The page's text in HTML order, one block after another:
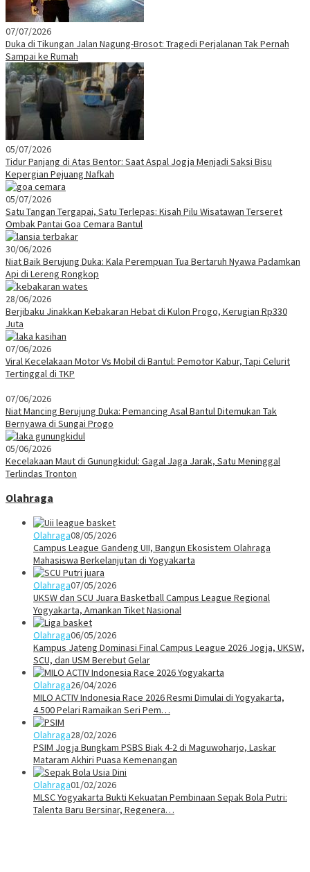
07/07/2026
Duka di Tikungan Jalan Nagung-Brosot: Tragedi Perjalanan Tak Pernah
Sampai ke Rumah
05/07/2026
Tidur Panjang di Atas Bentor: Saat Aspal Jogja Menjadi Saksi Bisu
Kepergian Pejuang Nafkah
05/07/2026
Satu Tangan Tergapai, Satu Terlepas: Kisah Pilu Wisatawan Terseret
Ombak Pantai Goa Cemara Bantul
30/06/2026
Niat Baik Berujung Duka: Kala Perempuan Tua Bertaruh Nyawa Padamkan
Api di Lereng Rongkop
28/06/2026
Berjibaku Jinakkan Kebakaran Hebat di Kulon Progo, Kerugian Rp330
Juta
07/06/2026
Viral Kecelakaan Motor Vs Mobil di Bantul: Pemotor Kabur, Tapi Celurit
Tertinggal di TKP
07/06/2026
Niat Mancing Berujung Duka: Pemancing Asal Bantul Ditemukan Tak
Bernyawa di Sungai Progo
05/06/2026
Kecelakaan Maut di Gunungkidul: Gagal Jaga Jarak, Satu Meninggal
Terlindas Tronton
Olahraga
Olahraga08/05/2026
Campus League Gandeng UII, Bangun Ekosistem Olahraga
Mahasiswa Berkelanjutan di Yogyakarta
Olahraga07/05/2026
UKSW dan SCU Juara Basketball Campus League Regional
Yogyakarta, Amankan Tiket Nasional
Olahraga06/05/2026
Kampus Jateng Dominasi Final Campus League 2026 Jogja, UKSW,
SCU, dan USM Berebut Gelar
Olahraga26/04/2026
MILO ACTIV Indonesia Race 2026 Resmi Dimulai di Yogyakarta,
4.500 Pelari Ramaikan Seri Pem…
Olahraga28/02/2026
PSIM Jogja Bungkam PSBS Biak 4-2 di Maguwoharjo, Laskar
Mataram Akhiri Puasa Kemenangan
Olahraga01/02/2026
MLSC Yogyakarta Bukti Kekuatan Pembinaan Sepak Bola Putri:
Talenta Baru Bersinar, Regenera…